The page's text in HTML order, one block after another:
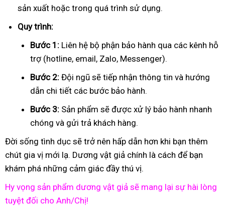
sản xuất hoặc trong quá trình sử dụng.
Quy trình:
Bước 1: Liên hệ bộ phận bảo hành qua các kênh hỗ
trợ (hotline, email, Zalo, Messenger).
Bước 2: Đội ngũ sẽ tiếp nhận thông tin và hướng
dẫn chi tiết các bước bảo hành.
Bước 3: Sản phẩm sẽ được xử lý bảo hành nhanh
chóng và gửi trả khách hàng.
Đời sống tình dục sẽ trở nên hấp dẫn hơn khi bạn thêm
chút gia vị mới lạ. Dương vật giả chính là cách để bạn
khám phá những cảm giác đầy thú vị.
Hy vọng sản phẩm dương vật giả sẽ mang lại sự hài lòng
tuyệt đối cho Anh/Chị!